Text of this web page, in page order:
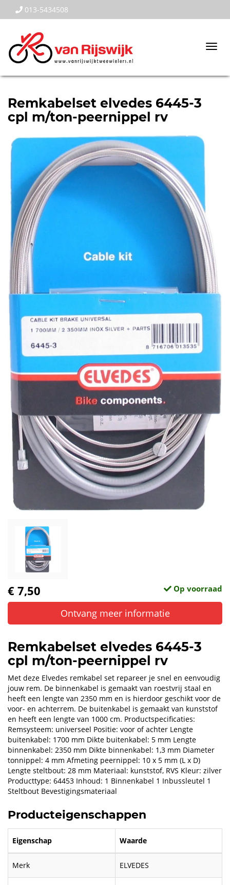
013-5434508
Remkabelset elvedes 6445-3
cpl m/ton-peernippel rv
€ 7,50 Op voorraad
Ontvang meer informatie
Remkabelset elvedes 6445-3
cpl m/ton-peernippel rv
Met deze Elvedes remkabel set repareer je snel en eenvoudig
jouw rem. De binnenkabel is gemaakt van roestvrij staal en
heeft een lengte van 2350 mm en is hierdoor geschikt voor de
voor- en achterrem. De buitenkabel is gemaakt van kunststof
en heeft een lengte van 1000 cm. Productspecificaties:
Remsysteem: universeel Positie: voor of achter Lengte
buitenkabel: 1700 mm Dikte buitenkabel: 5 mm Lengte
binnenkabel: 2350 mm Dikte binnenkabel: 1,3 mm Diameter
tonnippel: 4 mm Afmeting peernippel: 10 x 5 mm (L x D)
Lengte steltbout: 28 mm Materiaal: kunststof, RVS Kleur: zilver
Producttype: 64453 Inhoud: 1 Binnenkabel 1 Inbussleutel 1
Steltbout Bevestigingsmateriaal
Producteigenschappen
Eigenschap Waarde
Merk ELVEDES